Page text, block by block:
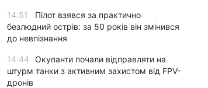
14:51
Пілот взявся за практично
безлюдний острів: за 50 років він змінився
до невпізнання
14:44
Окупанти почали відправляти на
штурм танки з активним захистом від FPV-
дронів